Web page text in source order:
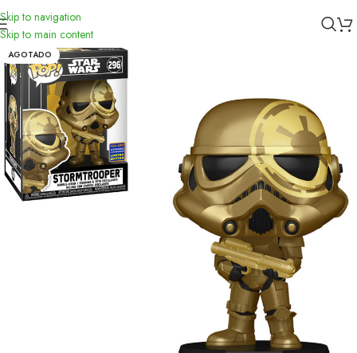
Skip to navigation
Skip to main content
Inicio Funko
AGOTADO